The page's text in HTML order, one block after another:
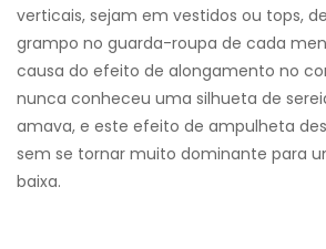
verticais, sejam em vestidos ou tops,
grampo no guarda-roupa de cada
causa do efeito de alongamento no
nunca conheceu uma silhueta de
amava, e este efeito de ampulheta
sem se tornar muito dominante para
baixa.